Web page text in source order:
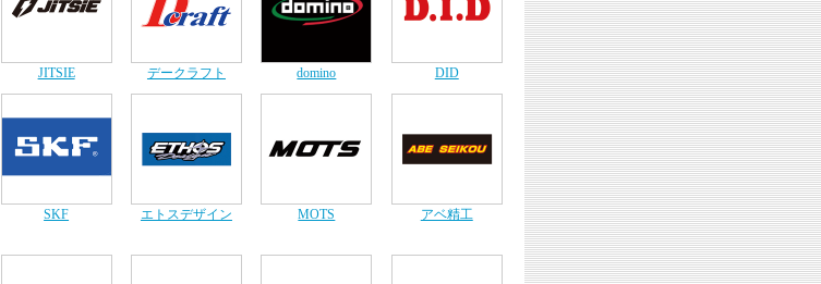
JITSIE デークラフト domino DID
SKF エトスデザイン MOTS アベ精工